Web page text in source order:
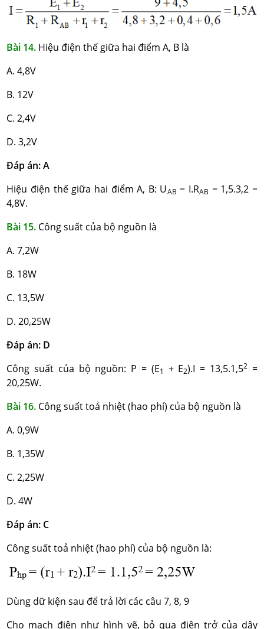
Bài 14. Hiệu điện thế giữa hai điểm A, B là
A. 4,8V
B. 12V
C. 2,4V
D. 3,2V
Đáp án: A
Hiệu điện thế giữa hai điểm A, B: UAB = I.RAB = 1,5.3,2 =
4,8V.
Bài 15. Công suất của bộ nguồn là
A. 7,2W
B. 18W
C. 13,5W
D. 20,25W
Đáp án: D
Công suất của bộ nguồn: P = (E1 + E2).I = 13,5.1,52 =
20,25W.
Bài 16. Công suất toả nhiệt (hao phí) của bộ nguồn là
A. 0,9W
B. 1,35W
C. 2,25W
D. 4W
Đáp án: C
Công suất toả nhiệt (hao phí) của bộ nguồn là:
Dùng dữ kiện sau để trả lời các câu 7, 8, 9
Cho mạch điện như hình vẽ, bỏ qua điện trở của dây